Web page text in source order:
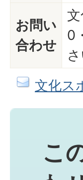
お問い
合わせ
0
文化ス
こ